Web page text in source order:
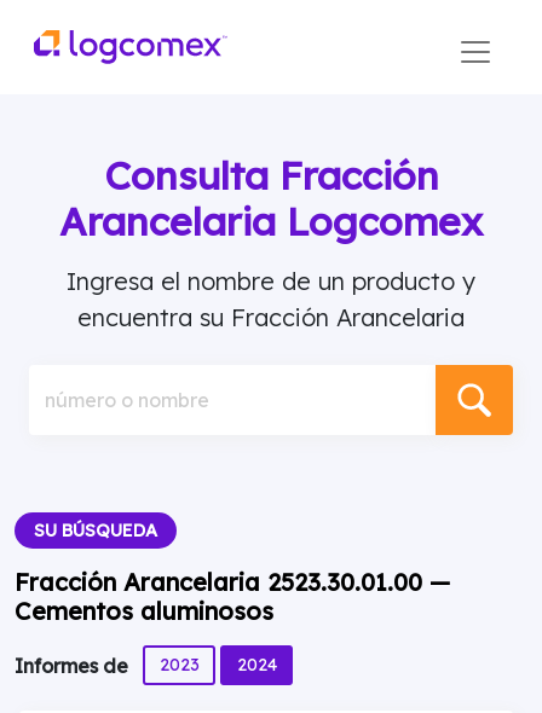
Consulta Fracción
Arancelaria Logcomex
Ingresa el nombre de un producto y
encuentra su Fracción Arancelaria
número o nombre
SU BÚSQUEDA
Fracción Arancelaria 2523.30.01.00 —
Cementos aluminosos
Informes de 2023 2024